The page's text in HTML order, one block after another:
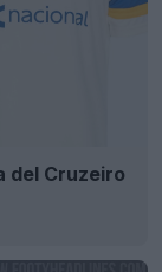
del Cruzeiro